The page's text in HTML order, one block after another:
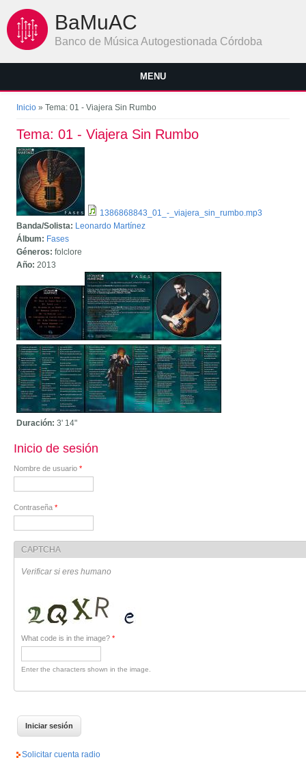
BaMuAC
Banco de Música Autogestionada Córdoba
MENU
Se encuentra usted aquí
Inicio » Tema: 01 - Viajera Sin Rumbo
Tema: 01 - Viajera Sin Rumbo
1386868843_01_-_viajera_sin_rumbo.mp3
Banda/Solista: Leonardo Martínez
Álbum: Fases
Géneros:folclore
Año:2013
Duración:3' 14"
Inicio de sesión
Nombre de usuario *
Contraseña *
CAPTCHA
Verificar si eres humano
What code is in the image? *
Enter the characters shown in the image.
Solicitar cuenta radio